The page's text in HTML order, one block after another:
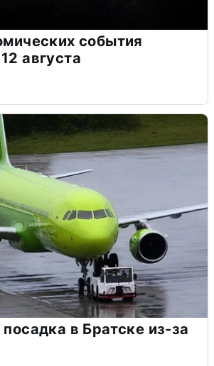
события
августа
в Братске из-за